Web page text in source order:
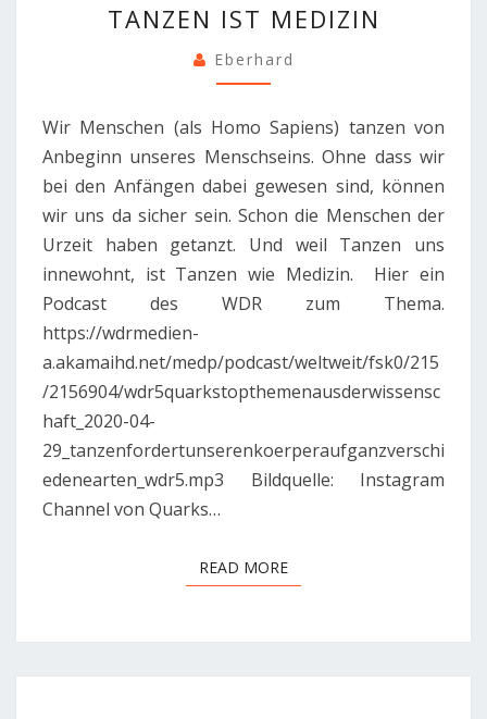
IST
TANZEN IST MEDIZIN
Eberhard
Wir Menschen (als Homo Sapiens) tanzen von
Anbeginn unseres Menschseins. Ohne dass wir
bei den Anfängen dabei gewesen sind, können
wir uns da sicher sein. Schon die Menschen der
Urzeit haben getanzt. Und weil Tanzen uns
innewohnt, ist Tanzen wie Medizin. Hier ein
Podcast des WDR zum Thema.
https://wdrmedien-
a.akamaihd.net/medp/podcast/weltweit/fsk0/215
/2156904/wdr5quarkstopthemenausderwissensc
haft_2020-04-
29_tanzenfordertunserenkoerperaufganzverschi
edenearten_wdr5.mp3 Bildquelle: Instagram
Channel von Quarks…
READ MOREREAD MORE